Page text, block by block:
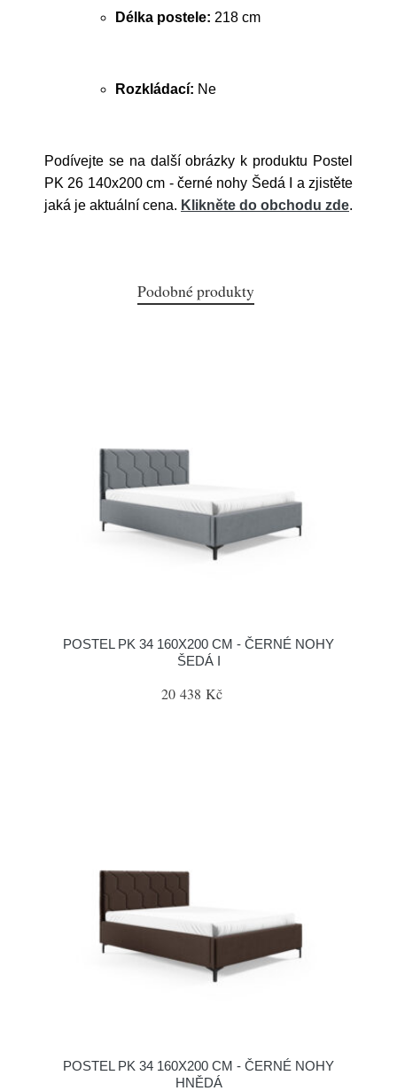
Délka postele: 218 cm
Rozkládací: Ne
Podívejte se na další obrázky k produktu Postel
PK 26 140x200 cm - černé nohy Šedá I a zjistěte
jaká je aktuální cena. Klikněte do obchodu zde.
Podobné produkty
POSTEL PK 34 160X200 CM - ČERNÉ NOHY
ŠEDÁ I
20 438 Kč
POSTEL PK 34 160X200 CM - ČERNÉ NOHY
HNĚDÁ